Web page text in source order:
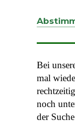
Bei
mal
noch
der